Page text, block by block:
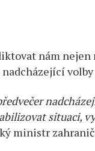
nám
nadcházející
situaci,
ministr